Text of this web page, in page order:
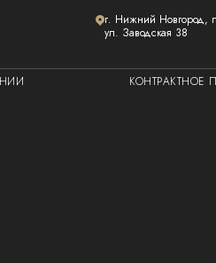
г. Нижний Новгород,
ул. Заводская 38
КОНТРАКТНОЕ